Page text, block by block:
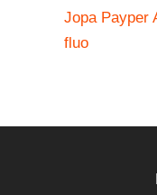
Jopa Payper
fluo